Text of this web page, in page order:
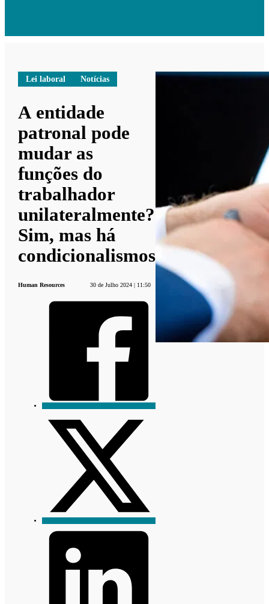
Lei laboral Notícias
A entidade
patronal pode
mudar as
funções do
trabalhador
unilateralmente?
Sim, mas há
condicionalismos
Human Resources 30 de Julho 2024 | 11:50